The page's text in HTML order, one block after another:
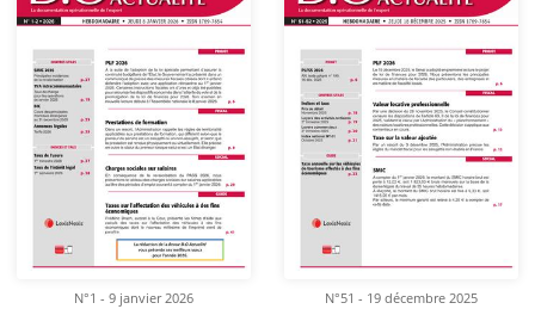
N°1 - 9 janvier 2026 N°51 - 19 décembre 2025